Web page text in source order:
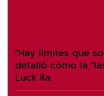
"Hay límites que
detalló cómo la
Luck Ra